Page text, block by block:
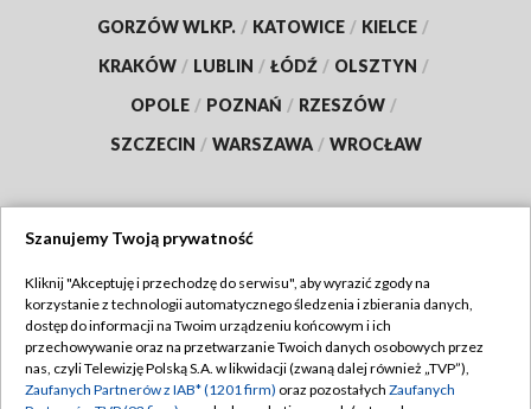
GORZÓW WLKP. / KATOWICE / KIELCE /
KRAKÓW / LUBLIN / ŁÓDŹ / OLSZTYN /
OPOLE / POZNAŃ / RZESZÓW /
SZCZECIN / WARSZAWA / WROCŁAW
TVP
Abonament TVP
Emisja w TVP
Regulamin TVP
Polityka prywatności
Szanujemy Twoją prywatność
Kliknij "Akceptuję i przechodzę do serwisu", aby wyrazić zgody na
korzystanie z technologii automatycznego śledzenia i zbierania danych,
dostęp do informacji na Twoim urządzeniu końcowym i ich
przechowywanie oraz na przetwarzanie Twoich danych osobowych przez
nas, czyli Telewizję Polską S.A. w likwidacji (zwaną dalej również „TVP”),
Zaufanych Partnerów z IAB* (1201 firm) oraz pozostałych Zaufanych